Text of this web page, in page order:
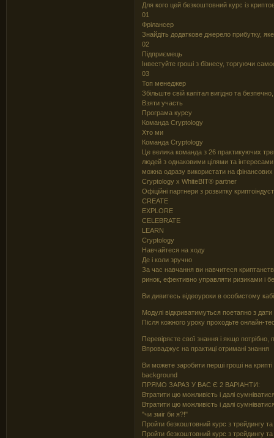
Для кого цей безкоштовний курс із
01
Фрілансер
Знайдіть додаткове джерело прибутку,
02
Підприємець
Інвестуйте гроші з бізнесу, торгуючи
03
Топ менеджер
Збільште свій капітал вигідно та
Взяти участь
Програма курсу
Команда Cryptology
Хто ми
Команда Cryptology
Це велика команда з 26 практикуючих
людей з однаковими цілями та
можна одразу використати на фінансових
Cryptology x WhiteBIT® partner
Офіційні партнери з розвитку
CREATE
EXPLORE
CELEBRATE
LEARN
Cryptology
Навчайтеся на ходу
Де і коли зручно
За час навчання ви навчитеся
ринок, ефективно управляти ризиками і
Ви дивитесь відеоуроки в особистому
Модулі відкриватимуться поетапно з
Після кожного уроку проходьте онлайн-
Перевіряєте свої знання і якщо потрібно,
Впроваджує на практиці отримані знання
Ви можете заробити перші гроші на
background
ПРЯМО ЗАРАЗ У ВАС Є 2 ВАРІАНТИ:
Втратити цю можливість і далі
Втратити цю можливість і далі
"чи зміг би я?!"
Пройти безкоштовний курс з трейдингу
Пройти безкоштовний курс з трейдингу